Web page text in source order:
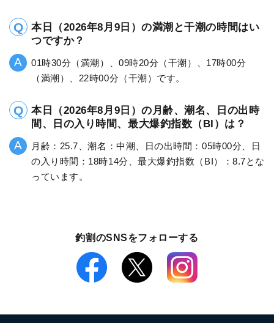
本日（2026年8月9日）の満潮と干潮の時間はい
つですか？
01時30分（満潮）、09時20分（干潮）、17時00分
（満潮）、22時00分（干潮）です。
本日（2026年8月9日）の月齢、潮名、日の出時
間、日の入り時間、最大爆釣指数（BI）は？
月齢：25.7、潮名：中潮、日の出時間：05時00分、日
の入り時間：18時14分、最大爆釣指数（BI）：8.7とな
っています。
釣割のSNSをフォローする